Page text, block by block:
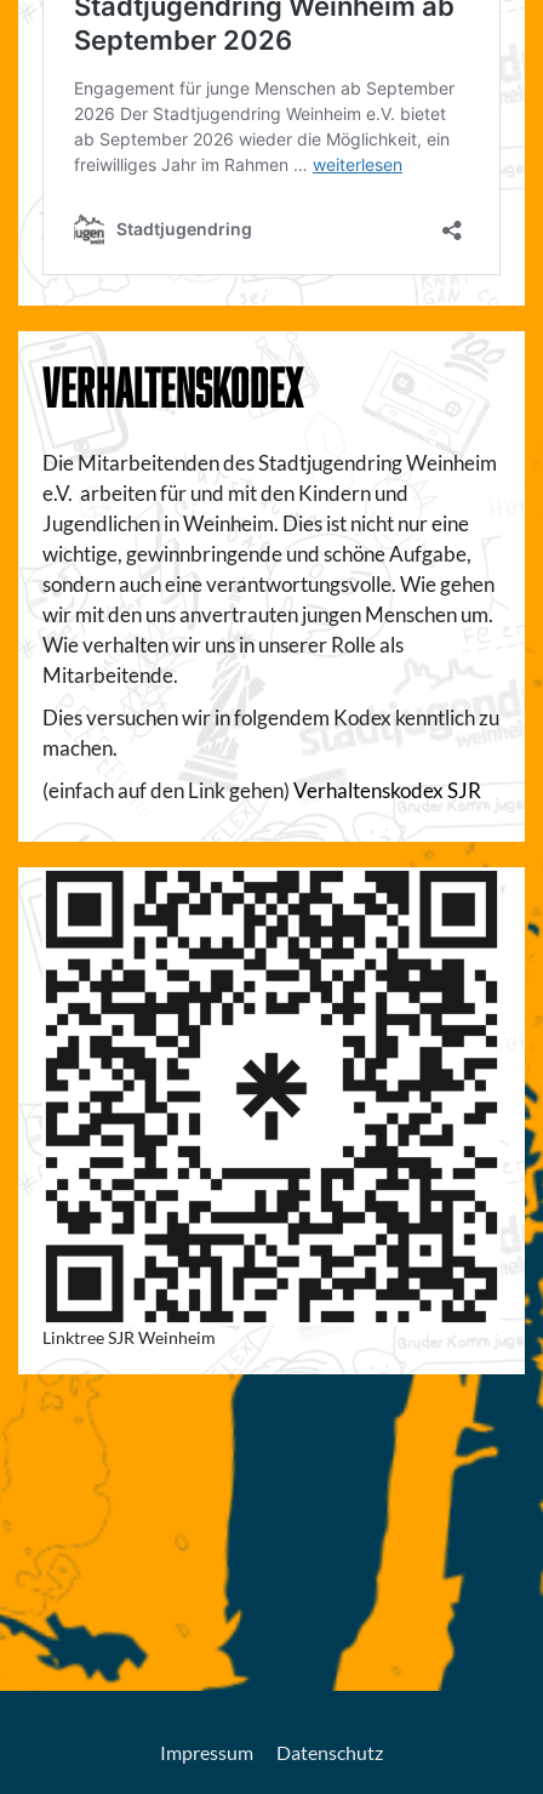
VERHALTENSKODEX
Die Mitarbeitenden des Stadtjugendring Weinheim
e.V. arbeiten für und mit den Kindern und
Jugendlichen in Weinheim. Dies ist nicht nur eine
wichtige, gewinnbringende und schöne Aufgabe,
sondern auch eine verantwortungsvolle. Wie gehen
wir mit den uns anvertrauten jungen Menschen um.
Wie verhalten wir uns in unserer Rolle als
Mitarbeitende.
Dies versuchen wir in folgendem Kodex kenntlich zu
machen.
(einfach auf den Link gehen)Verhaltenskodex SJR
Linktree SJR Weinheim
Impressum Datenschutz